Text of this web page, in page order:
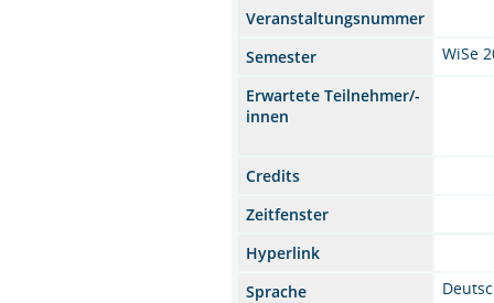
Veranstaltungsnummer
Semester
WiSe
Erwartete Teilnehmer/-
innen
Credits
Zeitfenster
Hyperlink
Sprache